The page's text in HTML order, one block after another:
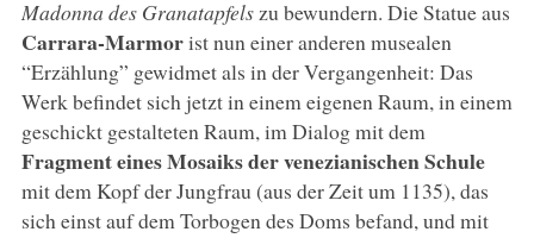
Madonna des Granatapfelszu bewundern. Die Statue aus
Carrara-Marmorist nun einer anderen musealen
“Erzählung” gewidmet als in der Vergangenheit: Das
Werk befindet sich jetzt in einem eigenen Raum, in einem
geschickt gestalteten Raum, im Dialog mit dem
Fragment eines Mosaiks der venezianischen Schule
mit dem Kopf der Jungfrau (aus der Zeit um 1135), das
sich einst auf dem Torbogen des Doms befand, und mit